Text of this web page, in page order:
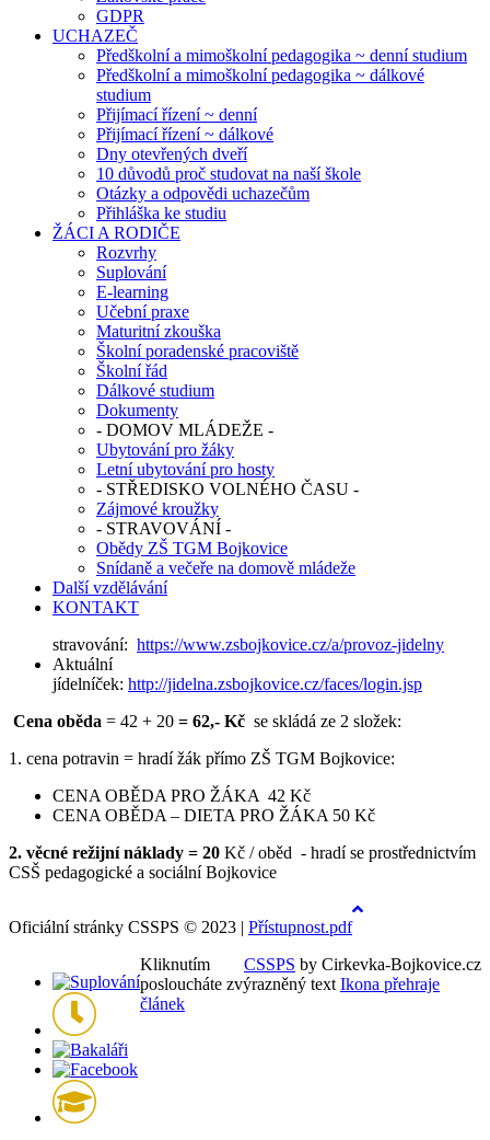
GDPR
UCHAZEČ
Předškolní a mimoškolní pedagogika ~ denní studium
Předškolní a mimoškolní pedagogika ~ dálkové
studium
Přijímací řízení ~ denní
Přijímací řízení ~ dálkové
Dny otevřených dveří
10 důvodů proč studovat na naší škole
Otázky a odpovědi uchazečům
Přihláška ke studiu
ŽÁCI A RODIČE
Rozvrhy
Suplování
E-learning
Učební praxe
Maturitní zkouška
Školní poradenské pracoviště
Školní řád
Dálkové studium
Dokumenty
- DOMOV MLÁDEŽE -
Ubytování pro žáky
Letní ubytování pro hosty
- STŘEDISKO VOLNÉHO ČASU -
Zájmové kroužky
- STRAVOVÁNÍ -
Obědy ZŠ TGM Bojkovice
Snídaně a večeře na domově mládeže
Další vzdělávání
KONTAKT
stravování: https://www.zsbojkovice.cz/a/provoz-jidelny
Aktuální
jídelníček: http://jidelna.zsbojkovice.cz/faces/login.jsp
Cena oběda = 42 + 20 = 62,- Kč se skládá ze 2 složek:
1. cena potravin = hradí žák přímo ZŠ TGM Bojkovice:
CENA OBĚDA PRO ŽÁKA 42 Kč
CENA OBĚDA – DIETA PRO ŽÁKA 50 Kč
2. věcné režijní náklady = 20 Kč / oběd - hradí se prostřednictvím
CSŠ pedagogické a sociální Bojkovice
Oficiální stránky CSSPS © 2023 | Přístupnost.pdf
CSSPS by Cirkevka-Bojkovice.cz
Back
Kliknutím
posloucháte zvýrazněný text Ikona přehraje
článek